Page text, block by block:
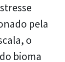
pela
o
bioma